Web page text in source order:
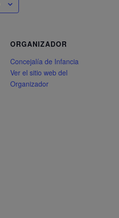
ORGANIZADOR
Concejalía de Infancia
Ver el sitio web del
Organizador